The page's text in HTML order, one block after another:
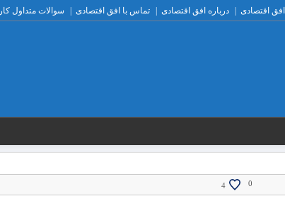
افق اقتصادی درباره افق اقتصادی تماس با افق اقتصادی سوالات متداول
0
4